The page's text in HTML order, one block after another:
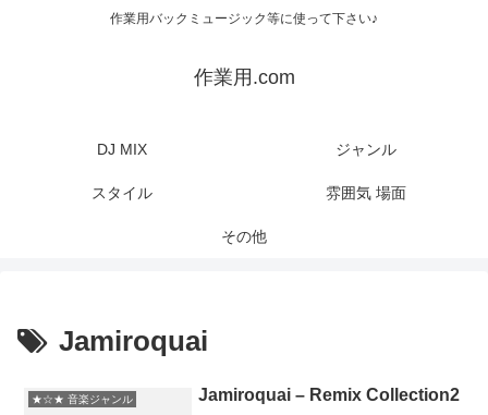
作業用バックミュージック等に使って下さい♪
作業用.com
DJ MIX ジャンル
スタイル 雰囲気 場面
その他
Jamiroquai
★☆★ 音楽ジャンル Jamiroquai – Remix Collection2